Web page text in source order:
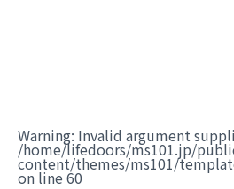
Warning: Invalid argument
/home/lifedoors/ms101.jp/
content/themes/ms101/
on line 60